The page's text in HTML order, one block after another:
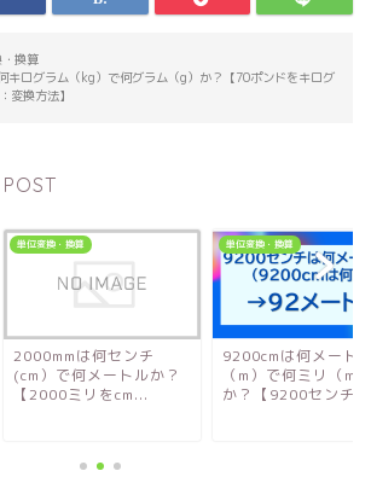
換算
キログラム（kg）で何グラム（g）か？【70ポンドをキログ
変換方法】
単位変換・換算
2000mmは何センチ
(cm）で何メートルか？
【2000ミリをcm...
単位変換・換算
9200cmは何メート
（m）で何ミリ（
か？【9200センチ...